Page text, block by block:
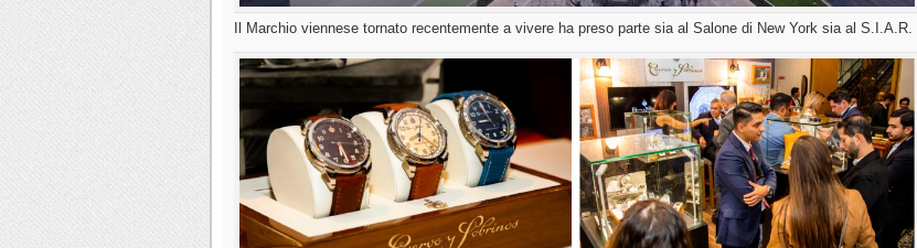
Il Marchio viennese tornato recentemente a vivere ha preso parte sia al Salone di New York sia al S.I.A.R.